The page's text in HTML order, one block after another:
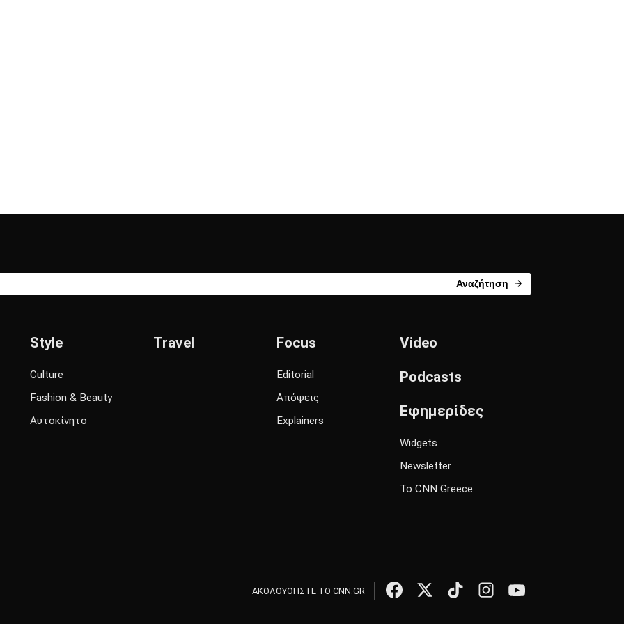
Αναζήτηση
Style
Culture
Fashion & Beauty
Αυτοκίνητο
Travel Focus
Editorial
Απόψεις
Explainers
Video
Podcasts
Εφημερίδες
Widgets
Newsletter
Το CNN Greece
ΑΚΟΛΟΥΘΗΣΤΕ ΤΟ CNN.GR